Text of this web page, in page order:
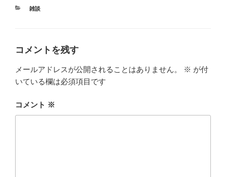
カ
雑談
コメントを残す
メールアドレスが公開されることはありません。 ※ が付
いている欄は必須項目です
コメント ※